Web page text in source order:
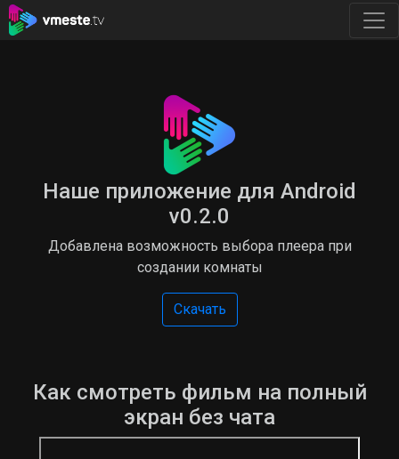
Наше приложение для Android
v0.2.0
Добавлена возможность выбора плеера при
создании комнаты
Скачать
Как смотреть фильм на полный
экран без чата